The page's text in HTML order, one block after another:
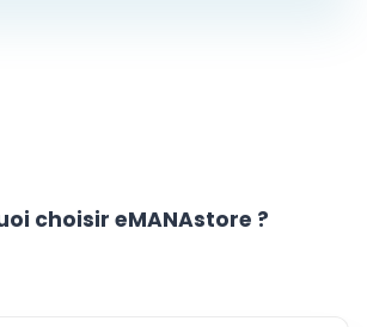
choisir eMANAstore ?